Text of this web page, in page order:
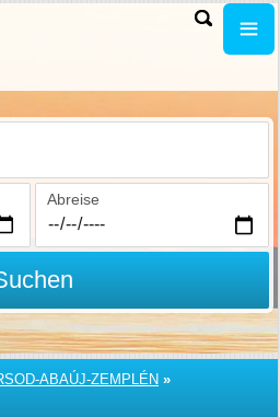
Abreise
ABAÚJ-ZEMPLÉN »